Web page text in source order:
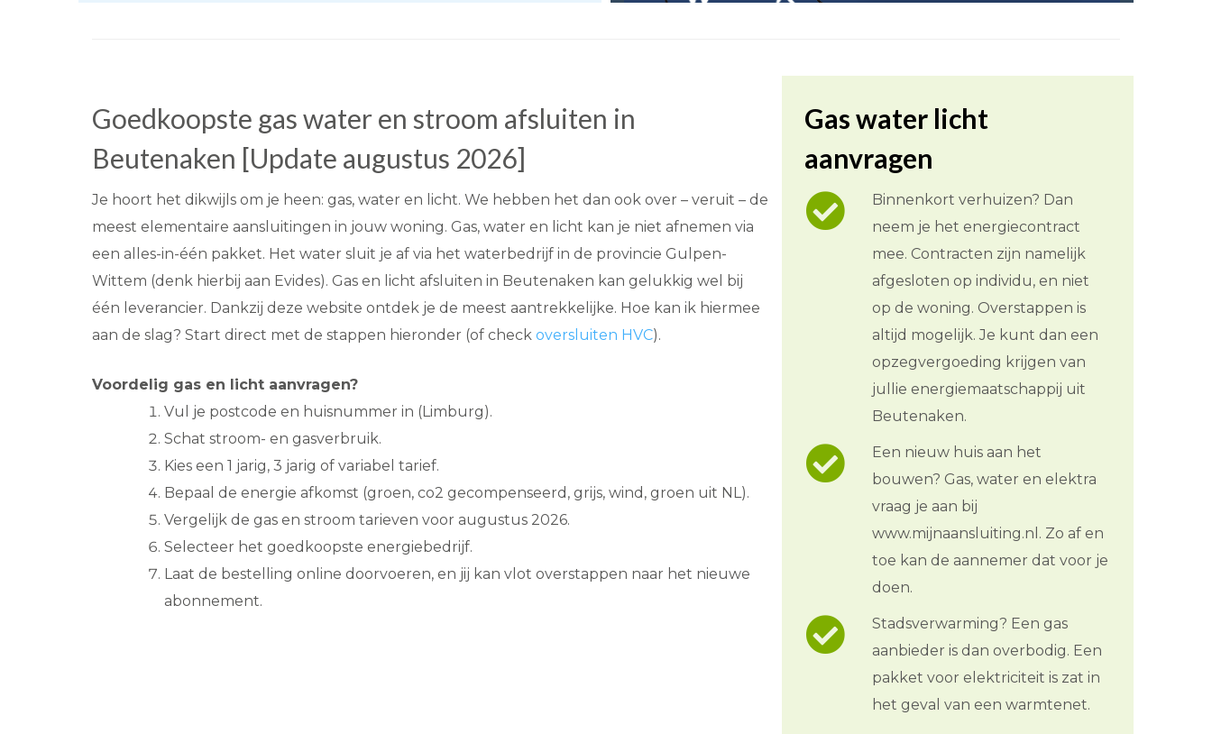
Goedkoopste gas water en stroom afsluiten in
Beutenaken [Update augustus 2026]
Je hoort het dikwijls om je heen: gas, water en licht. We hebben het dan ook over – veruit – de
meest elementaire aansluitingen in jouw woning. Gas, water en licht kan je niet afnemen via
een alles-in-één pakket. Het water sluit je af via het waterbedrijf in de provincie Gulpen-
Wittem (denk hierbij aan Evides). Gas en licht afsluiten in Beutenaken kan gelukkig wel bij
één leverancier. Dankzij deze website ontdek je de meest aantrekkelijke. Hoe kan ik hiermee
aan de slag? Start direct met de stappen hieronder (of check oversluiten HVC).
Voordelig gas en licht aanvragen?
Vul je postcode en huisnummer in (Limburg).
Schat stroom- en gasverbruik.
Kies een 1 jarig, 3 jarig of variabel tarief.
Bepaal de energie afkomst (groen, co2 gecompenseerd, grijs, wind, groen uit NL).
Vergelijk de gas en stroom tarieven voor augustus 2026.
Selecteer het goedkoopste energiebedrijf.
Laat de bestelling online doorvoeren, en jij kan vlot overstappen naar het nieuwe
abonnement.
Gas water licht
aanvragen
Binnenkort verhuizen? Dan
neem je het energiecontract
mee. Contracten zijn namelijk
afgesloten op individu, en niet
op de woning. Overstappen is
altijd mogelijk. Je kunt dan een
opzegvergoeding krijgen van
jullie energiemaatschappij uit
Beutenaken.
Een nieuw huis aan het
bouwen? Gas, water en elektra
vraag je aan bij
www.mijnaansluiting.nl. Zo af en
toe kan de aannemer dat voor je
doen.
Stadsverwarming? Een gas
aanbieder is dan overbodig. Een
pakket voor elektriciteit is zat in
het geval van een warmtenet.